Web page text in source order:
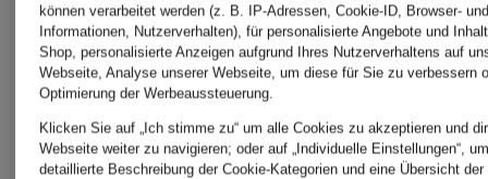
LARDINI
Hose
LARDINI
Hose
können verarbeitet werden (z. B. IP-Adressen, Cookie-ID, Browser-
Informationen, Nutzerverhalten), für personalisierte Angebote und
Shop, personalisierte Anzeigen aufgrund Ihres Nutzerverhaltens auf
Webseite, Analyse unserer Webseite, um diese für Sie zu verbessern
Optimierung der Werbeaussteuerung.
Klicken Sie auf „Ich stimme zu“ um alle Cookies zu akzeptieren und
Webseite weiter zu navigieren; oder auf „Individuelle Einstellungen“,
detaillierte Beschreibung der Cookie-Kategorien und eine Übersicht